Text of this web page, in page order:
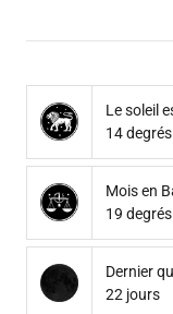
Le soleil
14 degrés
Mois en
19 degrés
Dernier
22 jours